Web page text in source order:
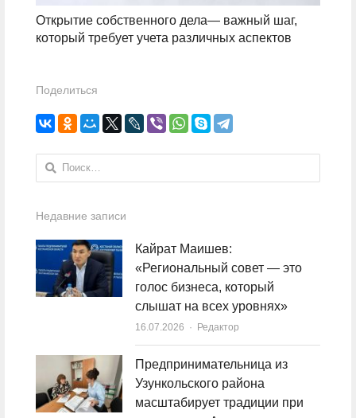
Открытие собственного дела— важный шаг,
который требует учета различных аспектов
Поделиться
Найти:
Недавние записи
Кайрат Маишев:
«Региональный совет — это
голос бизнеса, который
слышат на всех уровнях»
16.07.2026 Author
Редактор
Предпринимательница из
Узункольского района
масштабирует традиции при